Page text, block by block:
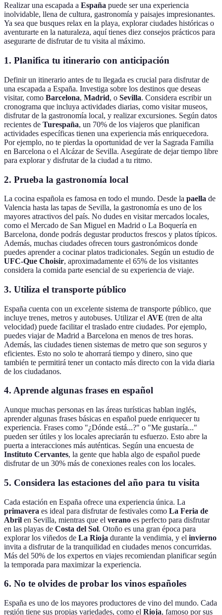
Realizar una escapada a España puede ser una experiencia
inolvidable, llena de cultura, gastronomía y paisajes impresionantes.
Ya sea que busques relax en la playa, explorar ciudades históricas o
aventurarte en la naturaleza, aquí tienes diez consejos prácticos para
asegurarte de disfrutar de tu visita al máximo.
1. Planifica tu itinerario con anticipación
Definir un itinerario antes de tu llegada es crucial para disfrutar de
una escapada a España. Investiga sobre los destinos que deseas
visitar, como Barcelona, Madrid, o Sevilla. Considera escribir un
cronograma que incluya actividades diarias, como visitar museos,
disfrutar de la gastronomía local, y realizar excursiones. Según datos
recientes de Turespaña, un 70% de los viajeros que planifican
actividades específicas tienen una experiencia más enriquecedora.
Por ejemplo, no te pierdas la oportunidad de ver la Sagrada Familia
en Barcelona o el Alcázar de Sevilla. Asegúrate de dejar tiempo libre
para explorar y disfrutar de la ciudad a tu ritmo.
2. Prueba la gastronomía local
La cocina española es famosa en todo el mundo. Desde la paella de
Valencia hasta las tapas de Sevilla, la gastronomía es uno de los
mayores atractivos del país. No dudes en visitar mercados locales,
como el Mercado de San Miguel en Madrid o La Boquería en
Barcelona, donde podrás degustar productos frescos y platos típicos.
Además, muchas ciudades ofrecen tours gastronómicos donde
puedes aprender a cocinar platos tradicionales. Según un estudio de
UFC-Que Choisir, aproximadamente el 65% de los visitantes
considera la comida parte esencial de su experiencia de viaje.
3. Utiliza el transporte público
España cuenta con un excelente sistema de transporte público, que
incluye trenes, metros y autobuses. Utilizar el AVE (tren de alta
velocidad) puede facilitar el traslado entre ciudades. Por ejemplo,
puedes viajar de Madrid a Barcelona en menos de tres horas.
Además, las ciudades tienen sistemas de metro que son seguros y
eficientes. Esto no solo te ahorrará tiempo y dinero, sino que
también te permitirá tener un contacto más directo con la vida diaria
de los ciudadanos.
4. Aprende algunas frases en español
Aunque muchas personas en las áreas turísticas hablan inglés,
aprender algunas frases básicas en español puede enriquecer tu
experiencia. Frases como "¿Dónde está...?" o "Me gustaría..."
pueden ser útiles y los locales apreciarán tu esfuerzo. Esto abre la
puerta a interacciones más auténticas. Según una encuesta de
Instituto Cervantes, la gente que habla algo de español puede
disfrutar de un 30% más de conexiones reales con los locales.
5. Considera las estaciones del año para tu visita
Cada estación en España ofrece una experiencia única. La
primavera es ideal para disfrutar de festivales como La Feria de
Abril en Sevilla, mientras que el verano es perfecto para disfrutar
en las playas de Costa del Sol. Otoño es una gran época para
explorar los viñedos de La Rioja durante la vendimia, y el invierno
invita a disfrutar de la tranquilidad en ciudades menos concurridas.
Más del 50% de los expertos en viajes recomiendan planificar según
la temporada para maximizar la experiencia.
6. No te olvides de probar los vinos españoles
España es uno de los mayores productores de vino del mundo. Cada
región tiene sus propias variedades, como el Rioja, famoso por sus